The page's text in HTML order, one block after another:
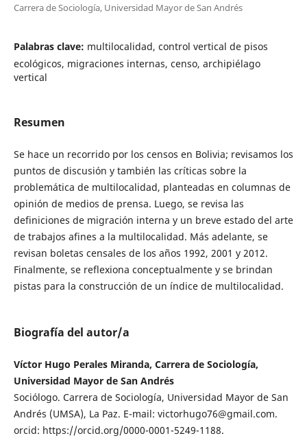
Carrera de Sociología, Universidad Mayor de San Andrés
Palabras clave: multilocalidad, control vertical de pisos
ecológicos, migraciones internas, censo, archipiélago
vertical
Resumen
Se hace un recorrido por los censos en Bolivia; revisamos los
puntos de discusión y también las críticas sobre la
problemática de multilocalidad, planteadas en columnas de
opinión de medios de prensa. Luego, se revisa las
definiciones de migración interna y un breve estado del arte
de trabajos afines a la multilocalidad. Más adelante, se
revisan boletas censales de los años 1992, 2001 y 2012.
Finalmente, se reflexiona conceptualmente y se brindan
pistas para la construcción de un índice de multilocalidad.
Biografía del autor/a
Víctor Hugo Perales Miranda, Carrera de Sociología,
Universidad Mayor de San Andrés
Sociólogo. Carrera de Sociología, Universidad Mayor de San
Andrés (UMSA), La Paz. E-mail: victorhugo76@gmail.com.
orcid: https://orcid.org/0000-0001-5249-1188.